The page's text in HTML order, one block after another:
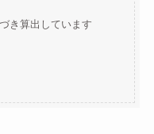
き算出しています